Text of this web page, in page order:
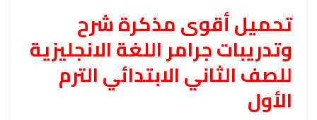
تحميل أقوى مذكرة شرح
وتدريبات جرامر اللغة الانجليزية
للصف الثاني الابتدائي الترم
الأول